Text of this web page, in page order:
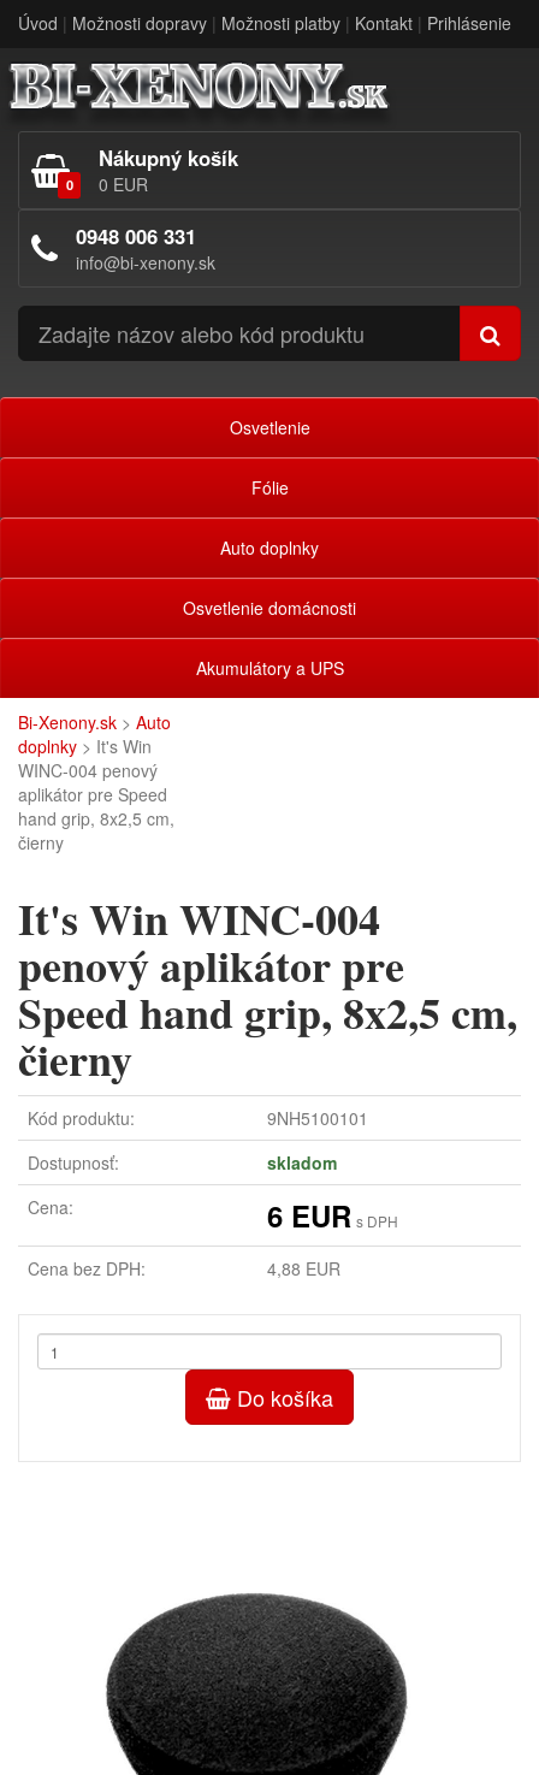
Úvod | Možnosti dopravy | Možnosti platby | Kontakt | Prihlásenie
0
Nákupný košík
0 EUR
0948 006 331
info@bi-xenony.sk
Osvetlenie
Fólie
Auto doplnky
Osvetlenie domácnosti
Akumulátory a UPS
Bi-Xenony.sk > Auto
doplnky > It's Win
WINC-004 penový
aplikátor pre Speed
hand grip, 8x2,5 cm,
čierny
It's Win WINC-004
penový aplikátor pre
Speed hand grip, 8x2,5 cm,
čierny
Kód produktu:
9NH5100101
Dostupnosť:
skladom
Cena:
6 EUR s DPH
Cena bez DPH: 4,88 EUR
Do košíka